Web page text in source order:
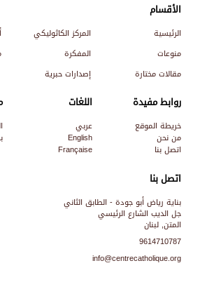
اتصل بنا
بناية رياض أبو جودة - الطابق الثاني
جل الديب الشارع الرئيسي
المتن, لبنان
9614710787
info@centrecatholique.org
الأقسام
الرئيسية المركز الكاثوليكي
منوعات
المفكرة
مقالات مختارة
إصدارات حبرية
روابط مفيدة
خريطة الموقع
من نحن
اتصل بنا
اللغات
عربي
English
Française